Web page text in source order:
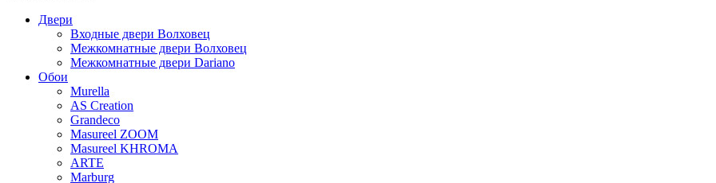
Двери
Входные двери Волховец
Межкомнатные двери Волховец
Межкомнатные двери Dariano
Обои
Murella
AS Creation
Grandeco
Masureel ZOOM
Masureel KHROMA
ARTE
Marburg